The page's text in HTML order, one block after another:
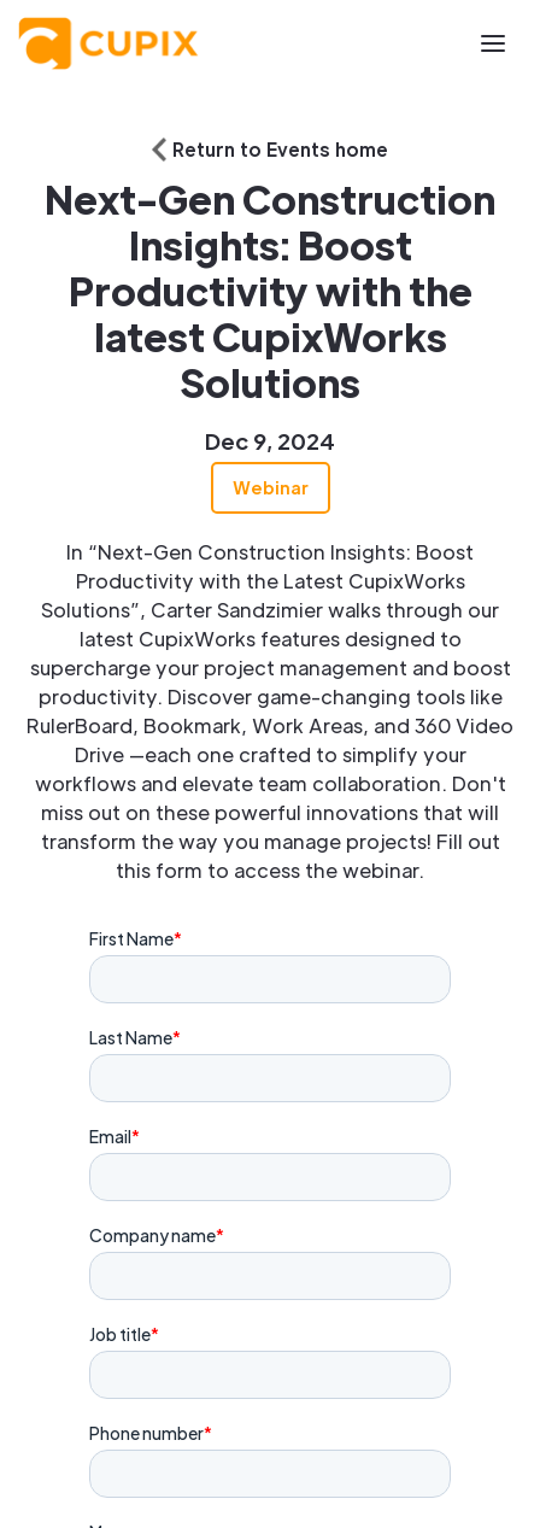
Return to Events home
Next-Gen Construction
Insights: Boost
Productivity with the
latest CupixWorks
Solutions
Dec 9, 2024
Webinar
In “Next-Gen Construction Insights: Boost
Productivity with the Latest CupixWorks
Solutions”, Carter Sandzimier walks through our
latest CupixWorks features designed to
supercharge your project management and boost
productivity. Discover game-changing tools like
RulerBoard, Bookmark, Work Areas, and 360 Video
Drive —each one crafted to simplify your
workflows and elevate team collaboration. Don't
miss out on these powerful innovations that will
transform the way you manage projects! Fill out
this form to access the webinar.